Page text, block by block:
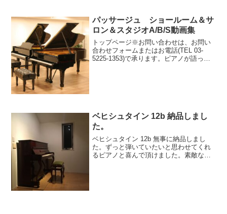
ちら川崎までいらしていたそうです。直
知さんの実家にあった...
パッサージュ ショールーム＆サ
ロン＆スタジオA/B/S動画集
トップページ※お問い合わせは、お問い
合わせフォームまたはお電話(TEL 03-
5225-1353)で承ります。ピアノが語って
ベヒシュタイン 12b 納品しまし
た。
ベヒシュタイン 12b 無事に納品しまし
た。ずっと弾いていたいと思わせてくれ
るピアノと喜んで頂けました。素敵なピ